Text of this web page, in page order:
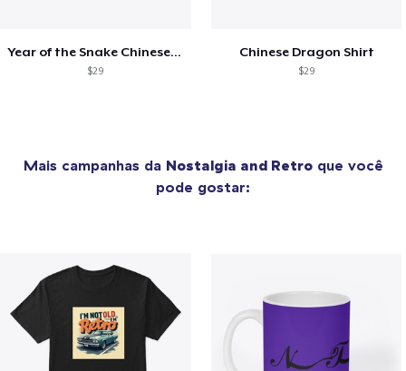
Year of the Snake Chinese New Year
$29
Chinese Dragon Shirt
$29
Mais campanhas da Nostalgia and Retroque você
pode gostar: